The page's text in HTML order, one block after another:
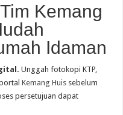
Kemang
Idaman
Unggah fotokopi KTP,
portalKemang Huis sebelum
persetujuan dapat